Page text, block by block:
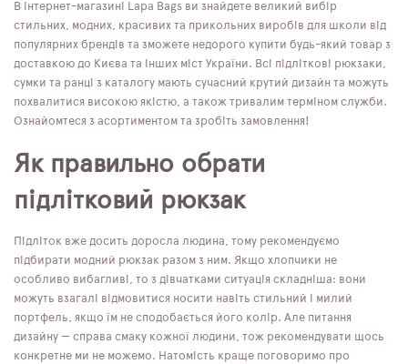
В інтернет-магазині Lapa Bags ви знайдете великий вибір
стильних, модних, красивих та прикольних виробів для школи від
популярних брендів та зможете недорого купити будь-який товар з
доставкою до Києва та інших міст України. Всі підліткові рюкзаки,
сумки та ранці з каталогу мають сучасний крутий дизайн та можуть
похвалитися високою якістю, а також тривалим терміном служби.
Ознайомтеся з асортиментом та зробіть замовлення!
Як правильно обрати
підлітковий рюкзак
Підліток вже досить доросла людина, тому рекомендуємо
підбирати модний рюкзак разом з ним. Якщо хлопчики не
особливо вибагливі, то з дівчатками ситуація складніша: вони
можуть взагалі відмовитися носити навіть стильний і милий
портфель, якщо їм не сподобається його колір. Але питання
дизайну — справа смаку кожної людини, тож рекомендувати щось
конкретне ми не можемо. Натомість краще поговоримо про